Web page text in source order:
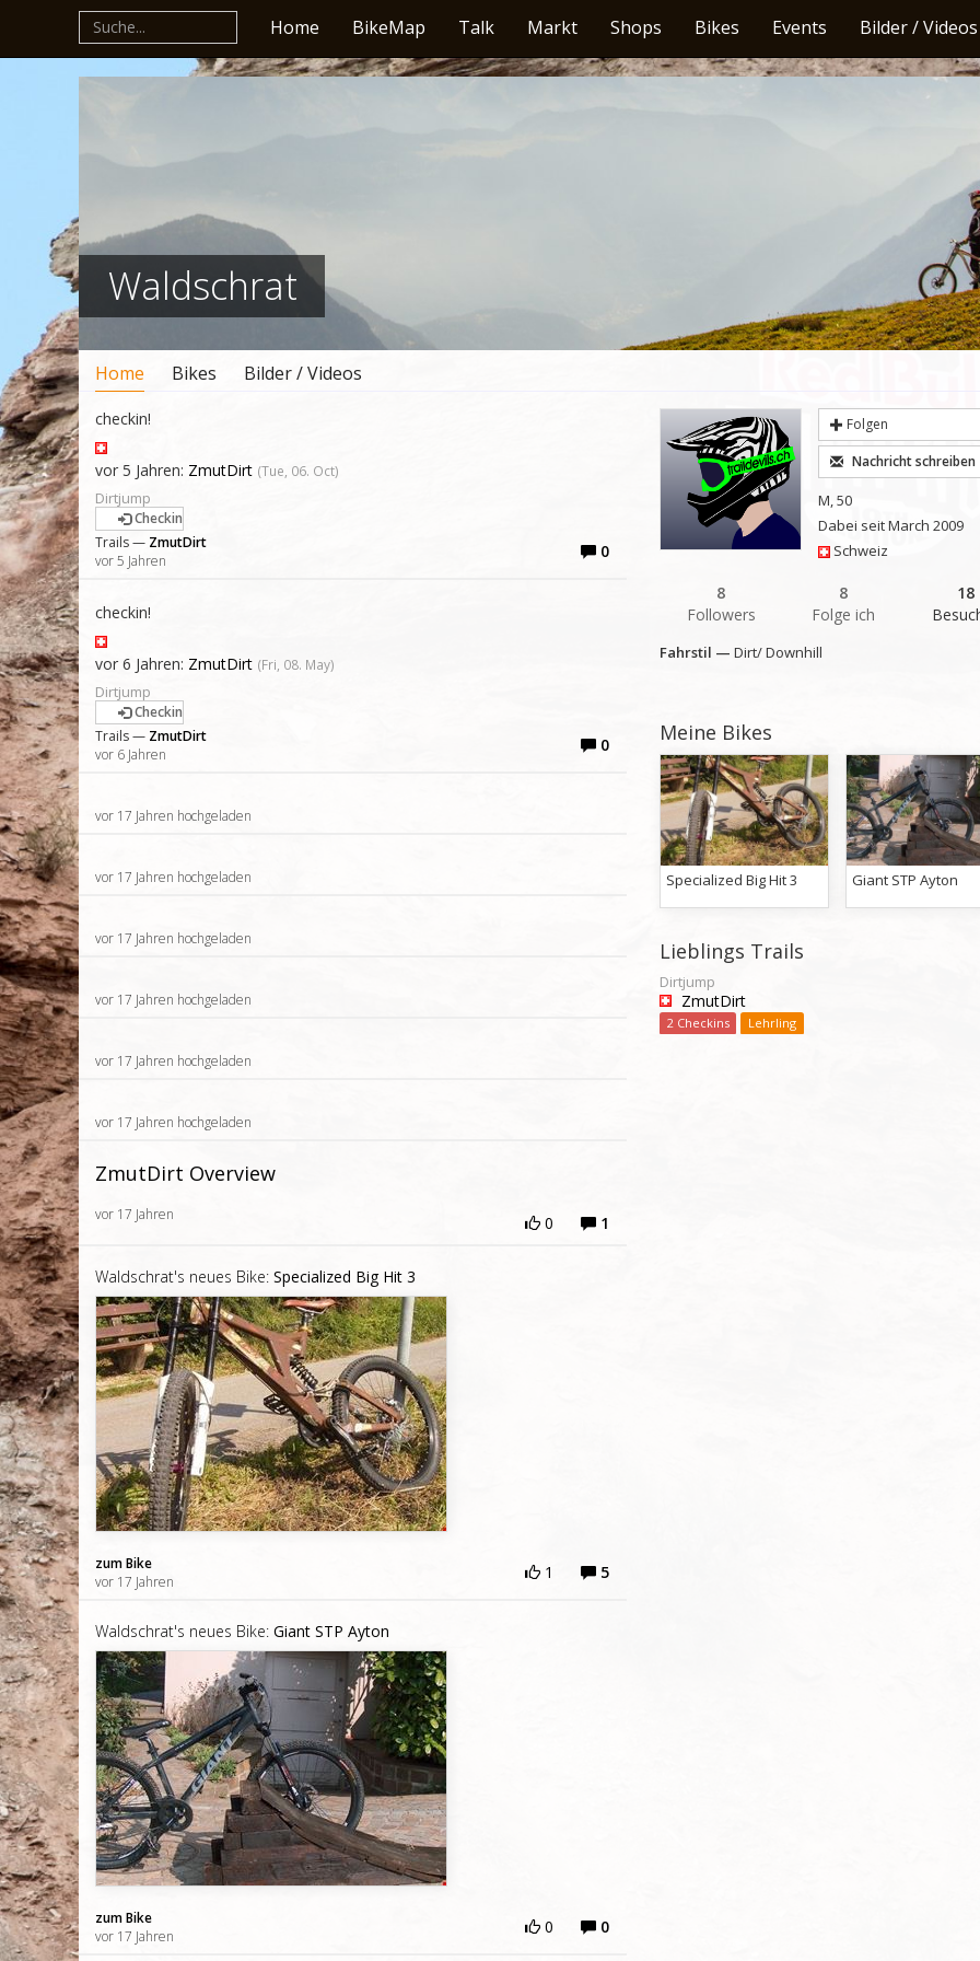
Home BikeMap Talk Markt Shops Bikes Events Bilder / Videos
Waldschrat
Home Bikes Bilder / Videos
Folgen
Nachricht schreiben
M, 50
Dabei seit March 2009
Schweiz
8
Followers
8
Folge ich
18
Fahrstil —Dirt/ Downhill
Meine Bikes
Specialized Big Hit 3 Giant STP Ayton
Lieblings Trails
Dirtjump
ZmutDirt
2 Checkins Lehrling
checkin!
vor 5 Jahren: ZmutDirt (Tue, 06. Oct)
Dirtjump
Checkin
Trails — ZmutDirt
vor 5 Jahren
0
checkin!
vor 6 Jahren: ZmutDirt (Fri, 08. May)
Dirtjump
Checkin
Trails — ZmutDirt
vor 6 Jahren
0
vor 17 Jahren hochgeladen
vor 17 Jahren hochgeladen
vor 17 Jahren hochgeladen
vor 17 Jahren hochgeladen
vor 17 Jahren hochgeladen
vor 17 Jahren hochgeladen
ZmutDirt Overview
vor 17 Jahren 0 1
Waldschrat's neues Bike: Specialized Big Hit 3
zum Bike
vor 17 Jahren
1 5
Waldschrat's neues Bike: Giant STP Ayton
zum Bike
vor 17 Jahren
0 0